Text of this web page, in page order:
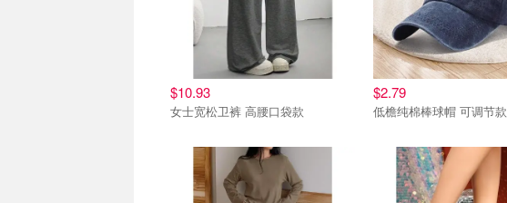
$10.93
女士宽松卫裤 高腰口袋款
$2.79
低檐纯棉棒球帽 可调节款